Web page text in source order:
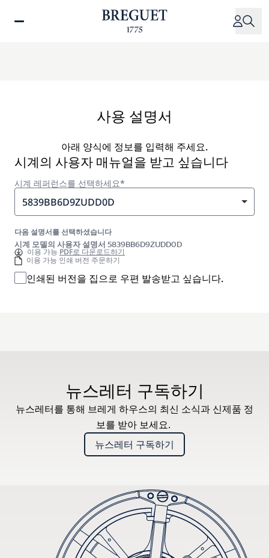
사용 설명서
아래 양식에 정보를 입력해 주세요.
시계의 사용자 매뉴얼을 받고 싶습니다
시계 레퍼런스를 선택하세요*
5839BB6D9ZUDD0D
다음 설명서를 선택하셨습니다
시계 모델의 사용자 설명서 5839BB6D9ZUDD0D
이용 가능 PDF로 다운로드하기
이용 가능 인쇄 버전 주문하기
인쇄된 버전을 집으로 우편 발송받고 싶습니다.
뉴스레터 구독하기
뉴스레터를 통해 브레게 하우스의 최신 소식과 신제품 정
보를 받아 보세요.
뉴스레터 구독하기